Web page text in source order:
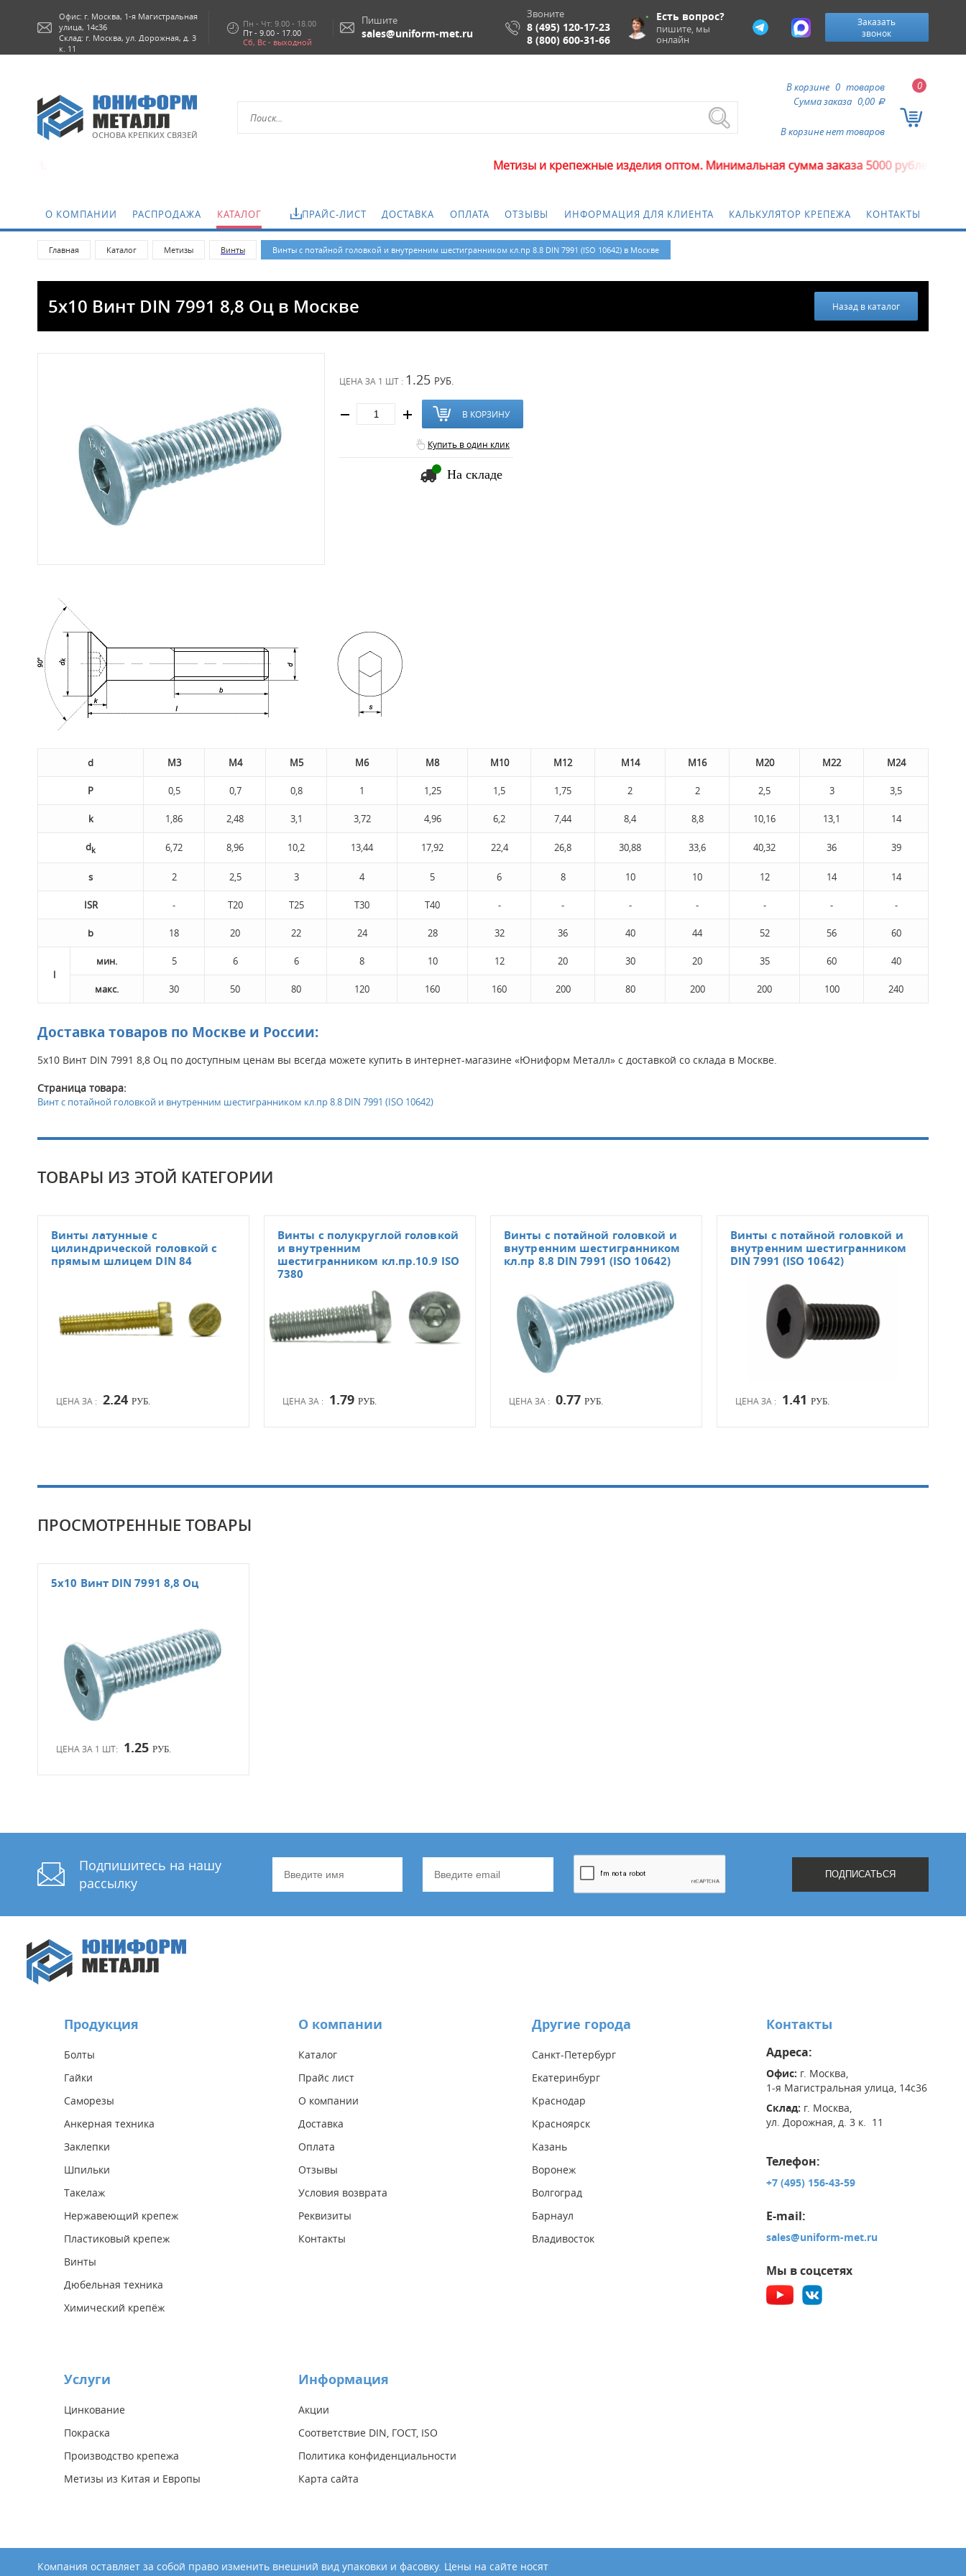
Есть вопрос?
пишите, мы
онлайн
Офис: г. Москва, 1-я Магистральная
улица, 14с36
Склад: г. Москва, ул. Дорожная, д. 3
к. 11
Пн - Чт: 9.00 - 18.00
Пт - 9.00 - 17.00
Сб, Вс - выходной
Пишите
sales@uniform-met.ru
Звоните
8 (495) 120-17-23
8 (800) 600-31-66
Заказать
звонок
ОСНОВА КРЕПКИХ СВЯЗЕЙ
0
В корзине 0 товаров
Сумма заказа 0,00 a
В корзине нет товаров
Метизы и крепежные изделия оптом. Минимальная сумма заказа 5000 рублей.
О КОМПАНИИ РАСПРОДАЖА КАТАЛОГ ПРАЙС-ЛИСТ ДОСТАВКА ОПЛАТА ОТЗЫВЫ ИНФОРМАЦИЯ ДЛЯ КЛИЕНТА КАЛЬКУЛЯТОР КРЕПЕЖА КОНТАКТЫ
Главная Каталог Метизы Винты Винты с потайной головкой и внутренним шестигранником кл.пр 8.8 DIN 7991 (ISO 10642) в Москве
5х10 Винт DIN 7991 8,8 Оц в Москве Назад в каталог
ЦЕНА ЗА 1 ШТ : 1.25 РУБ.
В КОРЗИНУ
Купить в один клик
На складе
d M3 M4 M5 M6 M8 M10 M12 М14 М16 М20 М22 М24
P 0,5 0,7 0,8 1 1,25 1,5 1,75 2 2 2,5 3 3,5
k 1,86 2,48 3,1 3,72 4,96 6,2 7,44 8,4 8,8 10,16 13,1 14
dk 6,72 8,96 10,2 13,44 17,92 22,4 26,8 30,88 33,6 40,32 36 39
s 2 2,5 3 4 5 6 8 10 10 12 14 14
ISR - Т20 Т25 Т30 Т40 - - - - - - -
b 18 20 22 24 28 32 36 40 44 52 56 60
l
мин. 5 6 6 8 10 12 20 30 20 35 60 40
макс. 30 50 80 120 160 160 200 80 200 200 100 240
Доставка товаров по Москве и России:
5х10 Винт DIN 7991 8,8 Оц по доступным ценам вы всегда можете купить в интернет-магазине «Юниформ Металл» с доставкой со склада в Москве.
Страница товара:
Винт с потайной головкой и внутренним шестигранником кл.пр 8.8 DIN 7991 (ISO 10642)
ТОВАРЫ ИЗ ЭТОЙ КАТЕГОРИИ
ЦЕНА ЗА : 2.24 РУБ.
Винты латунные с
цилиндрической головкой с
прямым шлицем DIN 84
ЦЕНА ЗА : 1.79 РУБ.
Винты с полукруглой головкой
и внутренним
шестигранником кл.пр.10.9 ISO
7380
ЦЕНА ЗА : 0.77 РУБ.
Винты с потайной головкой и
внутренним шестигранником
кл.пр 8.8 DIN 7991 (ISO 10642)
ЦЕНА ЗА : 1.41 РУБ.
Винты с потайной головкой и
внутренним шестигранником
DIN 7991 (ISO 10642)
ПРОСМОТРЕННЫЕ ТОВАРЫ
ЦЕНА ЗА 1 ШТ: 1.25 РУБ.
5х10 Винт DIN 7991 8,8 Оц
Подпишитесь на нашу
рассылку
Продукция
Болты
Гайки
Саморезы
Анкерная техника
Заклепки
Шпильки
Такелаж
Нержавеющий крепеж
Пластиковый крепеж
Винты
Дюбельная техника
Химический крепёж
Услуги
Цинкование
Покраска
Производство крепежа
Метизы из Китая и Европы
О компании
Каталог
Прайс лист
О компании
Доставка
Оплата
Отзывы
Условия возврата
Реквизиты
Контакты
Информация
Акции
Соответствие DIN, ГОСТ, ISO
Политика конфиденциальности
Карта сайта
Другие города
Санкт-Петербург
Екатеринбург
Краснодар
Красноярск
Казань
Воронеж
Волгоград
Барнаул
Владивосток
Контакты
Адреса:
Офис: г. Москва,
1-я Магистральная улица, 14с36
Склад: г. Москва,
ул. Дорожная, д. 3 к. 11
Телефон:
+7 (495) 156-43-59
E-mail:
sales@uniform-met.ru
Мы в соцсетях
Компания оставляет за собой право изменить внешний вид упаковки и фасовку. Цены на сайте носят